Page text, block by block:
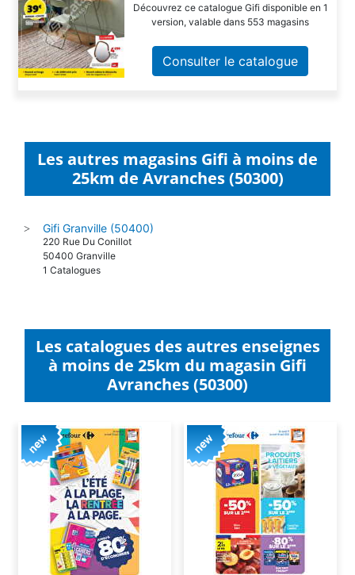
Découvrez ce catalogue Gifi disponible en 1
version, valable dans 553 magasins
Consulter le catalogue
Les autres magasins Gifi à moins de
25km de Avranches (50300)
> Gifi Granville (50400)
220 Rue Du Conillot
50400 Granville
1 Catalogues
Les catalogues des autres enseignes
à moins de 25km du magasin Gifi
Avranches (50300)